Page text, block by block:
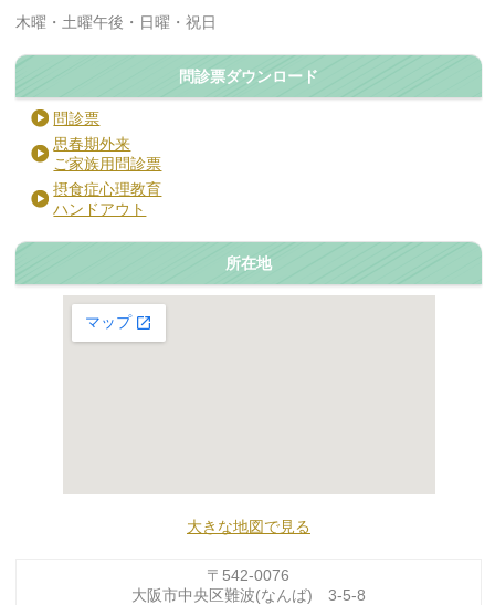
木曜・土曜午後・日曜・祝日
問診票ダウンロード
問診票
思春期外来
ご家族用問診票
摂食症心理教育
ハンドアウト
所在地
大きな地図で見る
〒542-0076
大阪市中央区難波(なんば) 3-5-8